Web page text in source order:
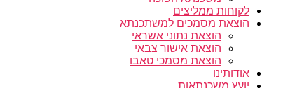
לקוחות ממליצים
הוצאת מסמכים למשתכנתא
הוצאת נתוני אשראי
הוצאת אישור צבאי
הוצאת מסמכי טאבו
אודותינו
יועץ משכנתאות